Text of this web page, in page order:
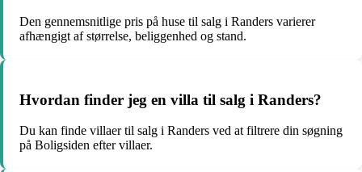
Den gennemsnitlige pris på huse til salg i Randers varierer
afhængigt af størrelse, beliggenhed og stand.
Hvordan finder jeg en villa til salg i Randers?
Du kan finde villaer til salg i Randers ved at filtrere din søgning
på Boligsiden efter villaer.